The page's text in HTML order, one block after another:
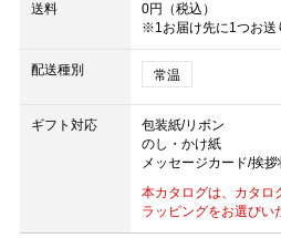
送料
0円（税込）
※1お届け先に1つお送
配送種別 常温
ギフト対応
包装紙/リボン
のし・かけ紙
メッセージカード/挨拶
本カタログは、カタロ
ラッピングをお選びい